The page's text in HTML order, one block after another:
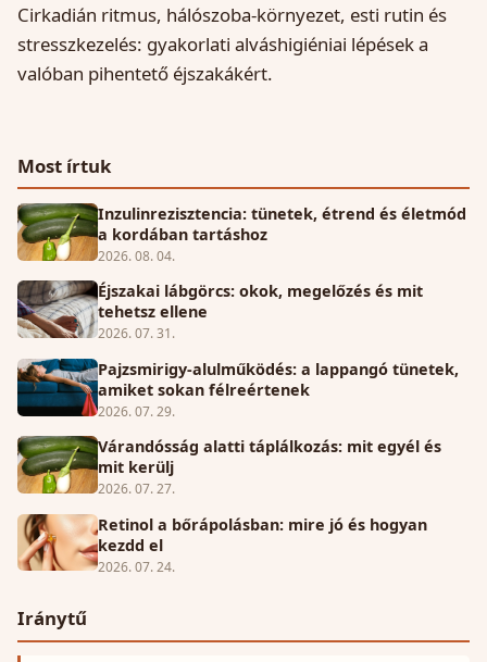
Cirkadián ritmus, hálószoba-környezet, esti rutin és
stresszkezelés: gyakorlati alváshigiéniai lépések a
valóban pihentető éjszakákért.
Most írtuk
Inzulinrezisztencia: tünetek, étrend és életmód
a kordában tartáshoz
2026. 08. 04.
Éjszakai lábgörcs: okok, megelőzés és mit
tehetsz ellene
2026. 07. 31.
Pajzsmirigy-alulműködés: a lappangó tünetek,
amiket sokan félreértenek
2026. 07. 29.
Várandósság alatti táplálkozás: mit egyél és
mit kerülj
2026. 07. 27.
Retinol a bőrápolásban: mire jó és hogyan
kezdd el
2026. 07. 24.
Iránytű